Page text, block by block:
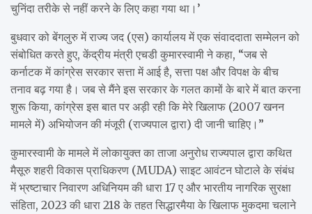
चुनिंदा तरीके से नहीं करने के लिए कहा गया था।’
बुधवार को बेंगलुरु में राज्य जद (एस) कार्यालय में एक संवाददाता सम्मेलन को
संबोधित करते हुए, केंद्रीय मंत्री एचडी कुमारस्वामी ने कहा, “जब से
कर्नाटक में कांग्रेस सरकार सत्ता में आई है, सत्ता पक्ष और विपक्ष के बीच
तनाव बढ़ गया है। जब से मैंने इस सरकार के गलत कामों के बारे में बात करना
शुरू किया, कांग्रेस इस बात पर अड़ी रही कि मेरे खिलाफ (2007 खनन
मामले में) अभियोजन की मंजूरी (राज्यपाल द्वारा) दी जानी चाहिए।”
कुमारस्वामी के मामले में लोकायुक्त का ताजा अनुरोध राज्यपाल द्वारा कथित
मैसूरु शहरी विकास प्राधिकरण (MUDA) साइट आवंटन घोटाले के संबंध
में भ्रष्टाचार निवारण अधिनियम की धारा 17 ए और भारतीय नागरिक सुरक्षा
संहिता, 2023 की धारा 218 के तहत सिद्धारमैया के खिलाफ मुकदमा चलाने